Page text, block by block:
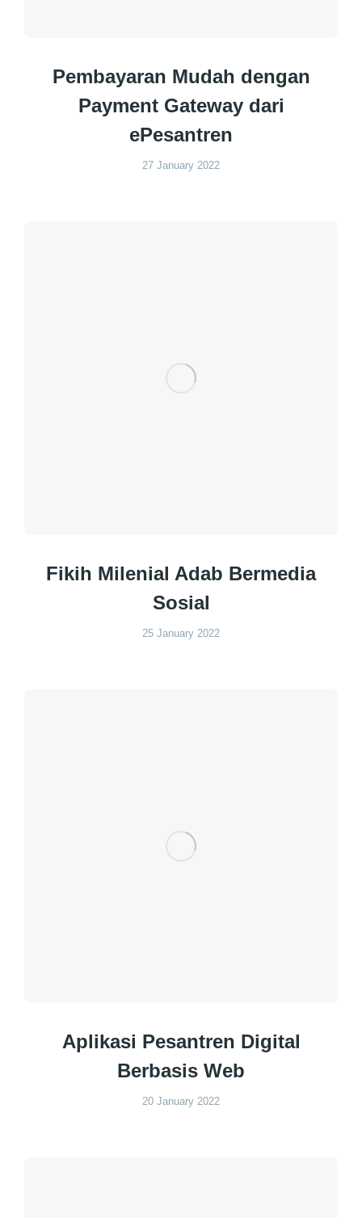
Pembayaran Mudah dengan
Payment Gateway dari
ePesantren
27 January 2022
Fikih Milenial Adab Bermedia
Sosial
25 January 2022
Aplikasi Pesantren Digital
Berbasis Web
20 January 2022